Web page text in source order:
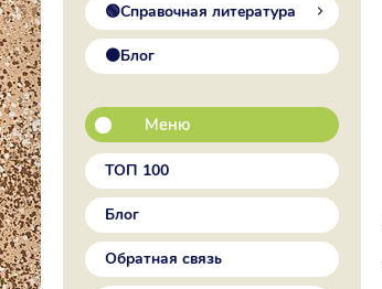
🟢Справочная литература
🟠Блог
Меню
ТОП 100
Блог
Обратная связь